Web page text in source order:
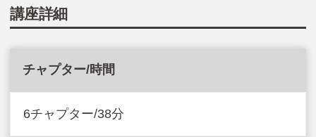
講座詳細
チャプター/時間
6チャプター/38分